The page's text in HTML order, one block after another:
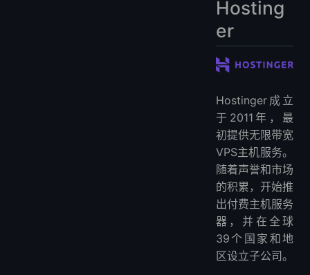
Hosting
er
Hostinger成立
于2011年，最
初提供无限带宽
VPS主机服务。
随着声誉和市场
的积累，开始推
出付费主机服务
器，并在全球
39个国家和地
区设立子公司。